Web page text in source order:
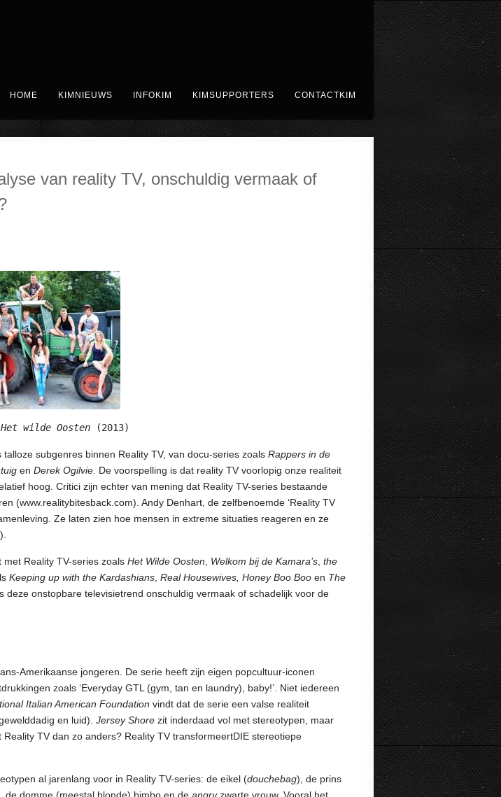
HOME KIMNIEUWS INFOKIM KIMSUPPORTERS CONTACTKIM
van reality TV, onschuldig vermaak of
Het wilde Oosten (2013)
subgenres binnen Reality TV, van docu-series zoals Rappers in de
en Derek Ogilvie . De voorspelling is dat reality TV voorlopig onze realiteit
hoog. Critici zijn echter van mening dat Reality TV-series bestaande
(www.realitybitesback.com). Andy Denhart, de zelfbenoemde ‘Reality TV
Ze laten zien hoe mensen in extreme situaties reageren en ze
Reality TV-series zoals Het Wilde Oosten Welkom bij de Kamara’s the
Keeping up with the Kardashians Real Housewives, Honey Boo Boo en The
deze onstopbare televisietrend onschuldig vermaak of schadelijk voor de
Amerikaanse jongeren. De serie heeft zijn eigen popcultuur-iconen
zoals ‘Everyday GTL (gym, tan en laundry), baby!’. Niet iedereen
Italian American Foundation vindt dat de serie een valse realiteit
en luid). Jersey Shore zit inderdaad vol met stereotypen, maar
TV dan zo anders? Reality TV transformeertDIE stereotiepe
al jarenlang voor in Reality TV-series: de eikel (douchebag), de prins